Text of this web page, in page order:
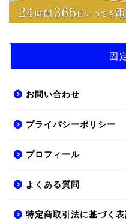
固
お問い合わせ
プライバシーポリシー
プロフィール
よくある質問
特定商取引法に基づく